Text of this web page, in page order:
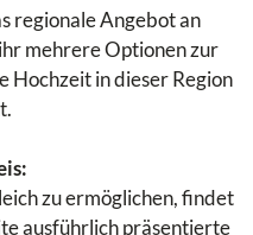
regionale Angebot an
mehrere Optionen zur
Hochzeit in dieser Region
zu ermöglichen, findet
ausführlich präsentierte